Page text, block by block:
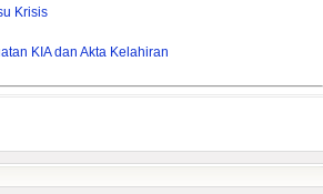
Krisis
KIA dan Akta Kelahiran